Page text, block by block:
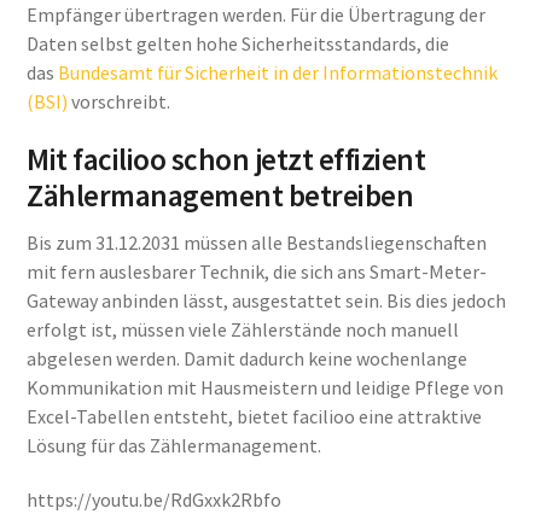
Empfänger übertragen werden. Für die Übertragung der
Daten selbst gelten hohe Sicherheitsstandards, die
das Bundesamt für Sicherheit in der Informationstechnik
(BSI) vorschreibt.
Mit facilioo schon jetzt effizient
Zählermanagement betreiben
Bis zum 31.12.2031 müssen alle Bestandsliegenschaften
mit fern auslesbarer Technik, die sich ans Smart-Meter-
Gateway anbinden lässt, ausgestattet sein. Bis dies jedoch
erfolgt ist, müssen viele Zählerstände noch manuell
abgelesen werden. Damit dadurch keine wochenlange
Kommunikation mit Hausmeistern und leidige Pflege von
Excel-Tabellen entsteht, bietet facilioo eine attraktive
Lösung für das Zählermanagement.
https://youtu.be/RdGxxk2Rbfo